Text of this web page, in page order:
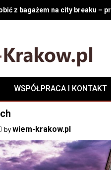
z bagażem na city breaku –
WSPÓŁPRACA I KONTAKT
by wiem-krakow.pl